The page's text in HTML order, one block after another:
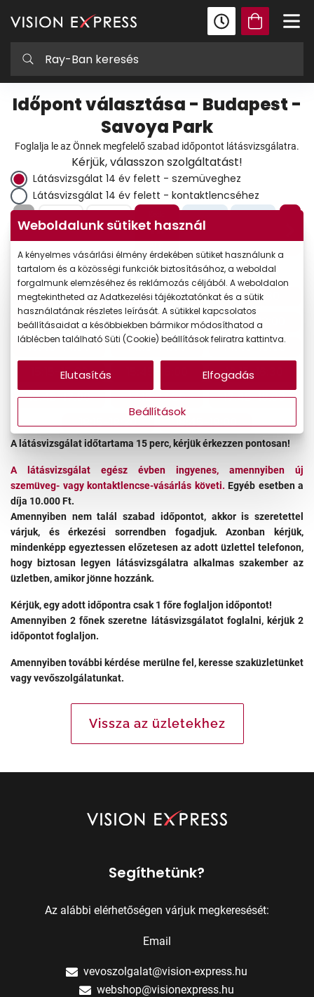
Időpont választása - Budapest -
Savoya Park
Foglalja le az Önnek megfelelő szabad időpontot látásvizsgálatra.
Kérjük, válasszon szolgáltatást!
Látásvizsgálat 14 év felett - szemüveghez
Látásvizsgálat 14 év felett - kontaktlencséhez
9. 10. 11. 12.
Aug. 11. - Kedd
Válasszon az elérhető időpontok közül!
10:15-10:30 10:45-11:00
11:15-11:30
11:45-12:00
12:15-12:30
12:45-13:00
13:45-14:00
14:15-14:30
14:45-15:00
15:15-15:30
16:15-16:30
16:45-17:00
17:15-17:30
17:45-18:00
18:15-18:30
18:45-19:00
A látásvizsgálat időtartama 15 perc, kérjük érkezzen pontosan!
A látásvizsgálat egész évben ingyenes, amennyiben új
szemüveg- vagy kontaktlencse-vásárlás követi. Egyéb esetben a
díja 10.000 Ft.
Amennyiben nem talál szabad időpontot, akkor is szeretettel
várjuk, és érkezési sorrendben fogadjuk. Azonban kérjük,
mindenképp egyeztessen előzetesen az adott üzlettel telefonon,
hogy biztosan legyen látásvizsgálatra alkalmas szakember az
üzletben, amikor jönne hozzánk.
Kérjük, egy adott időpontra csak 1 főre foglaljon időpontot!
Amennyiben 2 főnek szeretne látásvizsgálatot foglalni, kérjük 2
időpontot foglaljon.
Amennyiben további kérdése merülne fel, keresse szaküzletünket
vagy vevőszolgálatunkat.
Vissza az üzletekhez
Segíthetünk?
Az alábbi elérhetőségen várjuk megkeresését:
Email
vevoszolgalat@vision-express.hu
webshop@visionexpress.hu
Weboldalunk sütiket használ
A kényelmes vásárlási élmény érdekében sütiket használunk a
tartalom és a közösségi funkciók biztosításához, a weboldal
forgalmunk elemzéséhez és reklámozás céljából. A weboldalon
megtekintheted az Adatkezelési tájékoztatónkat és a sütik
használatának részletes leírását. A sütikkel kapcsolatos
beállításaidat a későbbiekben bármikor módosíthatod a
láblécben található Süti (Cookie) beállítások feliratra kattintva.
Beállítások
Elutasítás Elfogadás